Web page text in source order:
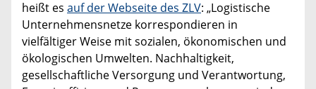
heißt es auf der Webseite des ZLV: „Logistische
Unternehmensnetze korrespondieren in
vielfältiger Weise mit sozialen, ökonomischen und
ökologischen Umwelten. Nachhaltigkeit,
gesellschaftliche Versorgung und Verantwortung,